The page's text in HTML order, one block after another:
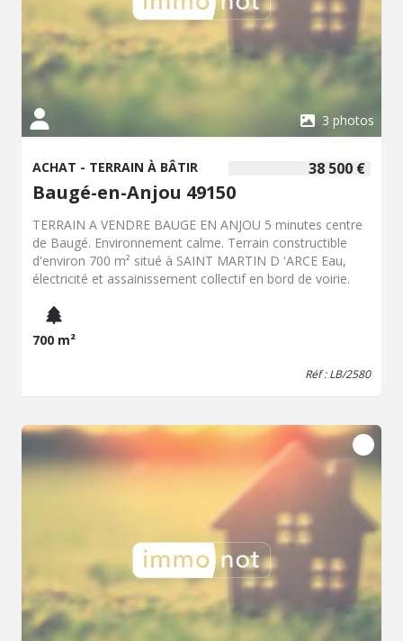
3 photos
38 500 €
ACHAT - TERRAIN À BÂTIR
Baugé-en-Anjou 49150
TERRAIN A VENDRE BAUGE EN ANJOU 5 minutes centre
de Baugé. Environnement calme. Terrain constructible
d'environ 700 m² situé à SAINT MARTIN D 'ARCE Eau,
électricité et assainissement collectif en bord de voirie.
700 m²
Réf : LB/2580